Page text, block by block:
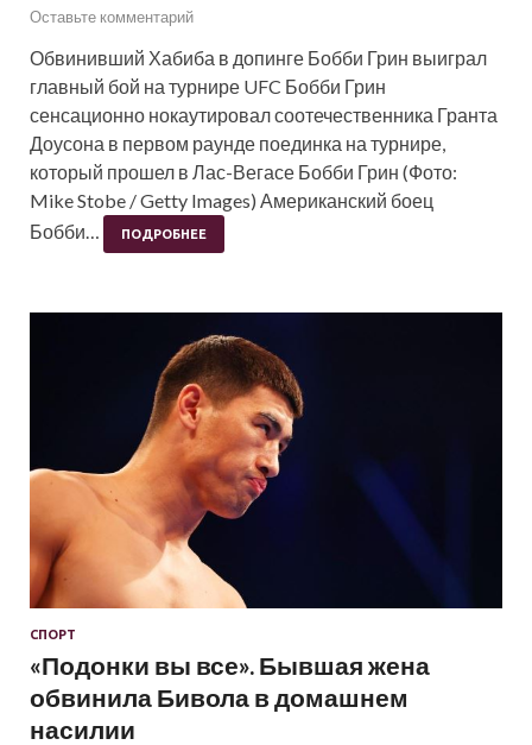
Оставьте комментарий
Обвинивший Хабиба в допинге Бобби Грин выиграл
главный бой на турнире UFC Бобби Грин
сенсационно нокаутировал соотечественника Гранта
Доусона в первом раунде поединка на турнире,
который прошел в Лас-Вегасе Бобби Грин (Фото:
Mike Stobe / Getty Images) Американский боец
Бобби…
ПОДРОБНЕЕ
СПОРТ
«Подонки вы все». Бывшая жена
обвинила Бивола в домашнем
насилии